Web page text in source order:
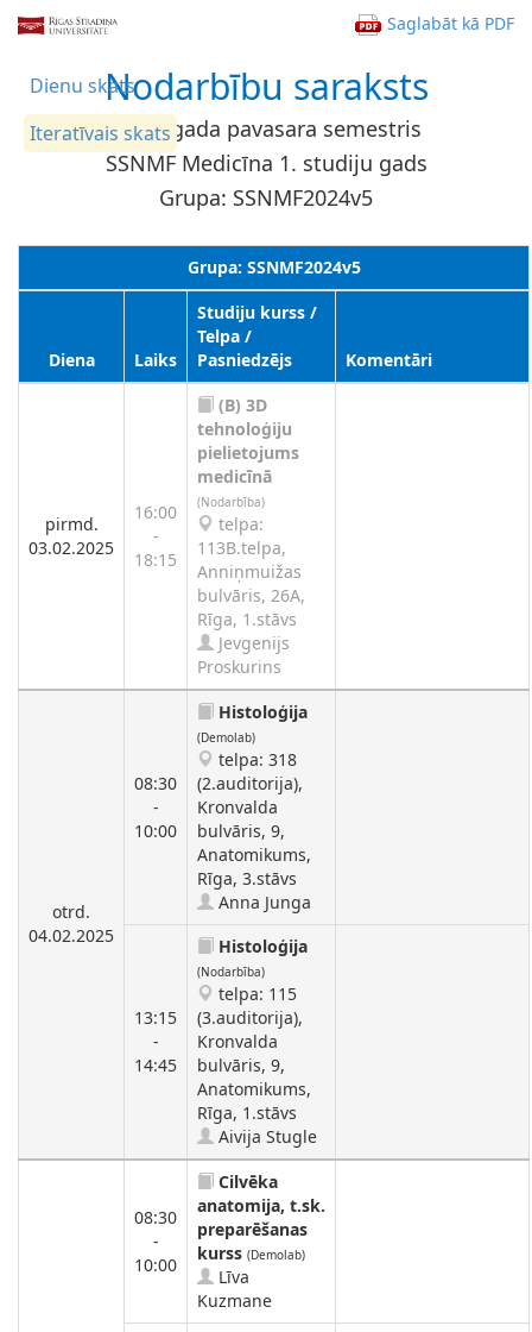
Saglabāt kā PDF
Dienu skats
Iteratīvais skats
Nodarbību saraksts
2025. gada pavasara semestris
SSNMF Medicīna 1. studiju gads
Grupa: SSNMF2024v5
Grupa: SSNMF2024v5
Diena Laiks
Studiju kurss /
Telpa /
Pasniedzējs
Komentāri
pirmd.
03.02.2025
16:00
-
18:15
(B) 3D
tehnoloģiju
pielietojums
medicīnā
(Nodarbība)
telpa:
113B.telpa,
Anniņmuižas
bulvāris, 26A,
Rīga, 1.stāvs
Jevgenijs
Proskurins
otrd.
04.02.2025
08:30
-
10:00
Histoloģija
(Demolab)
telpa: 318
(2.auditorija),
Kronvalda
bulvāris, 9,
Anatomikums,
Rīga, 3.stāvs
Anna Junga
13:15
-
14:45
Histoloģija
(Nodarbība)
telpa: 115
(3.auditorija),
Kronvalda
bulvāris, 9,
Anatomikums,
Rīga, 1.stāvs
Aivija Stugle
08:30
-
10:00
Cilvēka
anatomija, t.sk.
preparēšanas
kurss (Demolab)
Līva
Kuzmane